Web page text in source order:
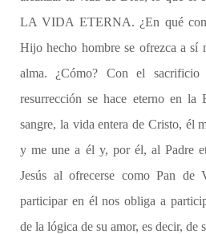
LA VIDA ETERNA. ¿En qué
Hijo hecho hombre se ofrezca a sí
alma. ¿Cómo? Con el
resurrección se hace eterno en
sangre, la vida entera de Cristo, él
y me une a él y, por él, al Padre
Jesús al ofrecerse como Pan de
participar en él nos obliga a
de la lógica de su amor, es decir, de